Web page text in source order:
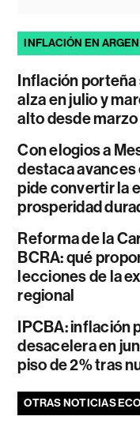
INFLACIÓN EN
Inflación porteña
alza en julio y
alto desde marzo
Con elogios a
destaca avances
pide convertir la
prosperidad
Reforma de la
BCRA: qué
lecciones de la
regional
IPCBA: inflación
desacelera en
piso de 2% tras
OTRAS NOTICIAS